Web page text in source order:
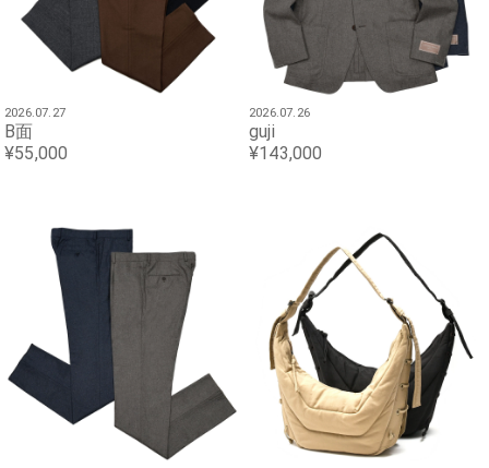
2026.07.27
B面
¥55,000
2026.07.26
guji
¥143,000